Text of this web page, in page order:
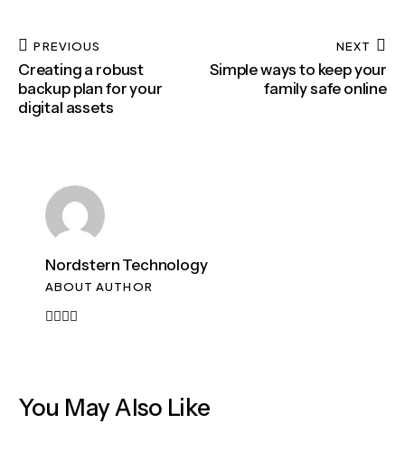
PREVIOUS
Creating a robust
backup plan for your
digital assets
NEXT
Simple ways to keep your
family safe online
Nordstern Technology
ABOUT AUTHOR
You May Also Like